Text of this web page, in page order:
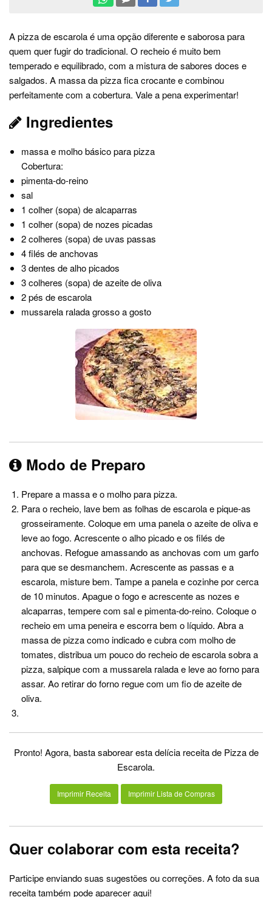
A pizza de escarola é uma opção diferente e saborosa para
quem quer fugir do tradicional. O recheio é muito bem
temperado e equilibrado, com a mistura de sabores doces e
salgados. A massa da pizza fica crocante e combinou
perfeitamente com a cobertura. Vale a pena experimentar!
Ingredientes
massa e molho básico para pizza
Cobertura:
pimenta-do-reino
sal
1 colher (sopa) de alcaparras
1 colher (sopa) de nozes picadas
2 colheres (sopa) de uvas passas
4 filés de anchovas
3 dentes de alho picados
3 colheres (sopa) de azeite de oliva
2 pés de escarola
mussarela ralada grosso a gosto
Modo de Preparo
Prepare a massa e o molho para pizza.
Para o recheio, lave bem as folhas de escarola e pique-as
grosseiramente. Coloque em uma panela o azeite de oliva e
leve ao fogo. Acrescente o alho picado e os filés de
anchovas. Refogue amassando as anchovas com um garfo
para que se desmanchem. Acrescente as passas e a
escarola, misture bem. Tampe a panela e cozinhe por cerca
de 10 minutos. Apague o fogo e acrescente as nozes e
alcaparras, tempere com sal e pimenta-do-reino. Coloque o
recheio em uma peneira e escorra bem o líquido. Abra a
massa de pizza como indicado e cubra com molho de
tomates, distribua um pouco do recheio de escarola sobra a
pizza, salpique com a mussarela ralada e leve ao forno para
assar. Ao retirar do forno regue com um fio de azeite de
oliva.
Pronto! Agora, basta saborear esta delícia receita de Pizza de
Escarola.
Imprimir Receita Imprimir Lista de Compras
Quer colaborar com esta receita?
Participe enviando suas sugestões ou correções. A foto da sua
receita também pode aparecer aqui!